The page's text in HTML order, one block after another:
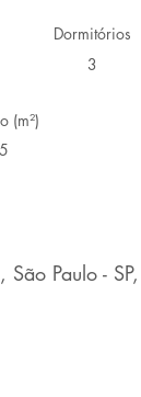
Dormitórios
3
(m²)
Paulo -